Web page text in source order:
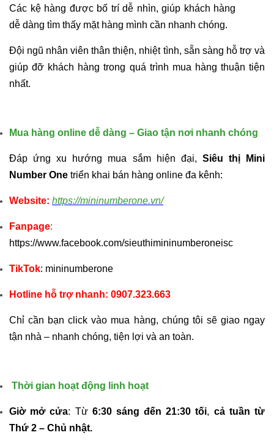
Các kệ hàng được bố trí dễ nhìn, giúp khách hàng
dễ dàng tìm thấy mặt hàng mình cần nhanh chóng.
Đội ngũ nhân viên thân thiện, nhiệt tình, sẵn sàng hỗ trợ và
giúp đỡ khách hàng trong quá trình mua hàng thuận tiện
nhất.
Mua hàng online dễ dàng – Giao tận nơi nhanh chóng
Đáp ứng xu hướng mua sắm hiện đại, Siêu thị Mini
Number One triển khai bán hàng online đa kênh:
Website: https://mininumberone.vn/
Fanpage:
https://www.facebook.com/sieuthimininumberoneisc
TikTok: mininumberone
Hotline hỗ trợ nhanh: 0907.323.663
Chỉ cần bạn click vào mua hàng, chúng tôi sẽ giao ngay
tận nhà – nhanh chóng, tiện lợi và an toàn.
Thời gian hoạt động linh hoạt
Giờ mở cửa: Từ 6:30 sáng đến 21:30 tối, cả tuần từ
Thứ 2 – Chủ nhật.